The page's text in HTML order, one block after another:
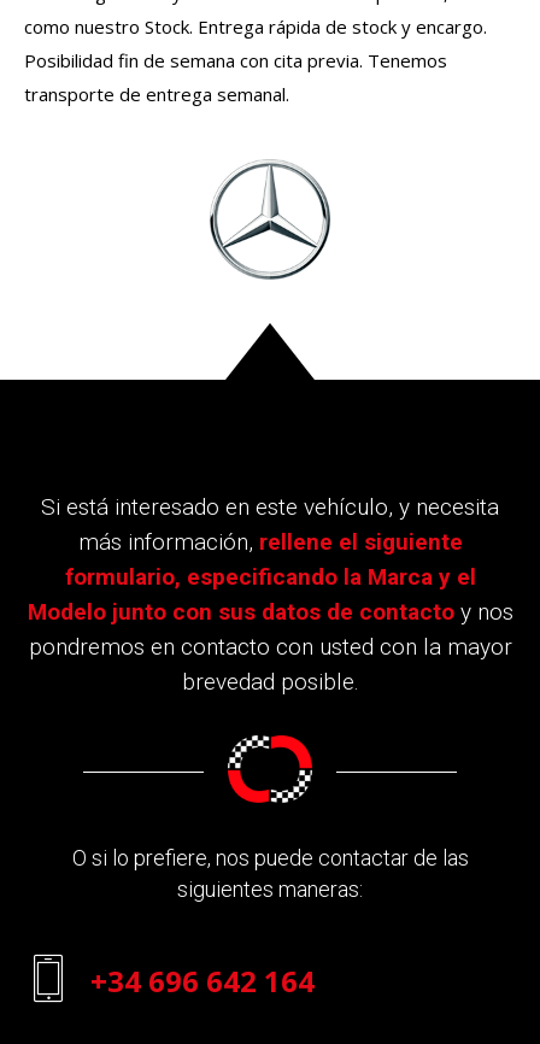
como nuestro Stock. Entrega rápida de stock y encargo.
Posibilidad fin de semana con cita previa. Tenemos
transporte de entrega semanal.
Si está interesado en este vehículo, y necesita
más información, rellene el siguiente
formulario, especificando la Marca y el
Modelo junto con sus datos de contactoy nos
pondremos en contacto con usted con la mayor
brevedad posible.
O si lo prefiere, nos puede contactar de las
siguientes maneras:
+34 696 642 164